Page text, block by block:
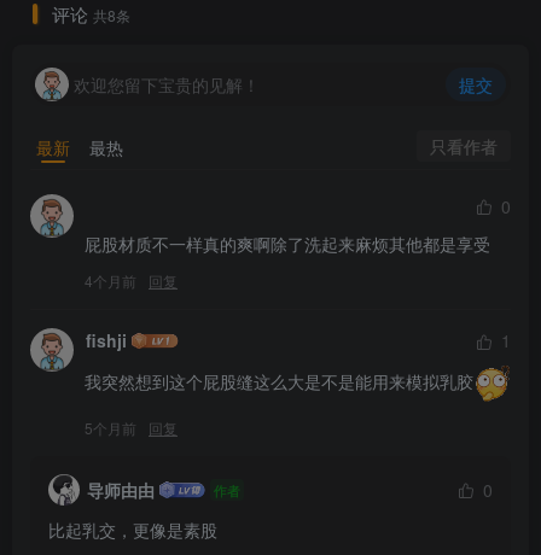
评论 共8条
欢迎您留下宝贵的见解！ 提交
最新 最热 只看作者
0
屁股材质不一样真的爽啊除了洗起来麻烦其他都是享受
4个月前 回复
fishji
1
我突然想到这个屁股缝这么大是不是能用来模拟乳胶
5个月前 回复
导师由由 作者
0
比起乳交，更像是素股